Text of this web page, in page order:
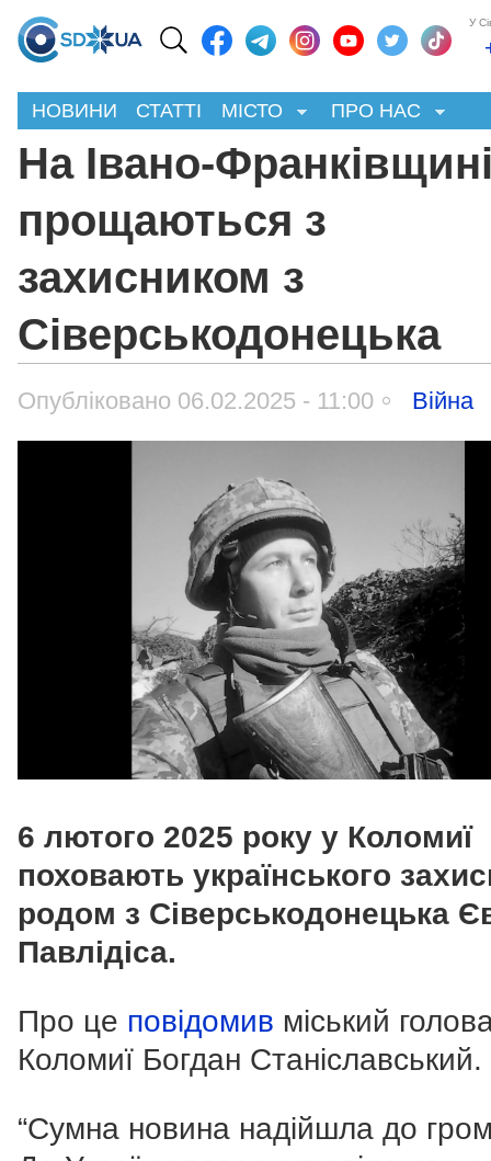
У
НОВИНИ СТАТТІ МІСТО ПРО НАС
На Івано-
прощаються з
захисником з
Сіверськодонецька
Опубліковано 06.02.2025 - 11:00 Війна
6 лютого 2025 року у Коломиї
поховають українського
родом з Сіверськодонецька
Павлідіса.
Про це повідомив міський
Коломиї Богдан Станіславський.
“Сумна новина надійшла до